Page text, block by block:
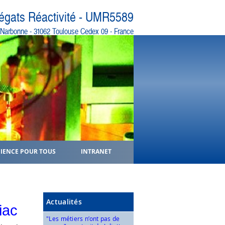
Réactivité - UMR5589
- 31062 Toulouse Cedex 09 - France
POUR TOUS INTRANET
Actualités
"Les métiers n’ont pas de